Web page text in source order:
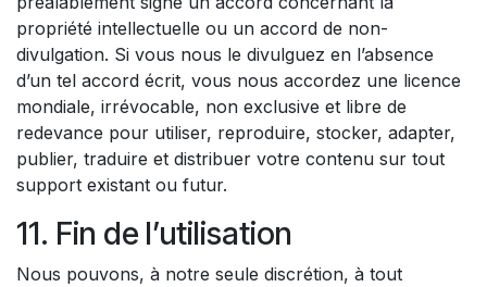
propriété intellectuelle ou un accord de non-
divulgation. Si vous nous le divulguez en l’absence
d’un tel accord écrit, vous nous accordez une licence
mondiale, irrévocable, non exclusive et libre de
redevance pour utiliser, reproduire, stocker, adapter,
publier, traduire et distribuer votre contenu sur tout
support existant ou futur.
11. Fin de l’utilisation
Nous pouvons, à notre seule discrétion, à tout